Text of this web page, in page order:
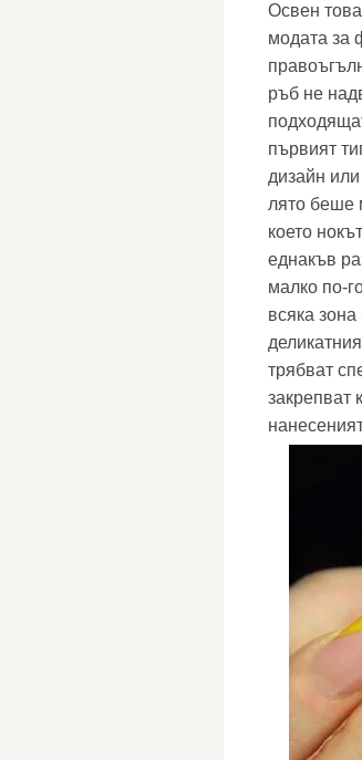
Освен
модата за
ръб не
първият
дизайн
лято беше
което
еднакъв
малко по-
всяка
трябват
закрепват